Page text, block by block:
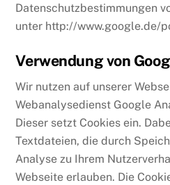
Datenschutzbestimmungen
unter http://www.google.de/
Verwendung von
Wir nutzen auf unserer
Webanalysedienst Google
Dieser setzt Cookies ein.
Textdateien, die durch
Analyse zu Ihrem
Webseite erlauben. Die